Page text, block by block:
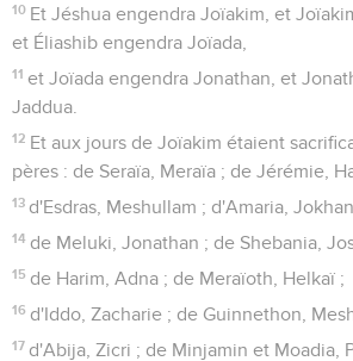
10 Et Jéshua engendra Joïakim, et
et Éliashib engendra Joïada,
11 et Joïada engendra Jonathan, et
Jaddua.
12 Et aux jours de Joïakim étaient
pères : de Seraïa, Meraïa ; de Jérémie,
13 d'Esdras, Meshullam ; d'Amaria,
14 de Meluki, Jonathan ; de Shebania,
15 de Harim, Adna ; de Meraïoth, Helkaï ;
16 d'Iddo, Zacharie ; de Guinnethon,
17 d'Abija, Zicri ; de Minjamin et Moadia,